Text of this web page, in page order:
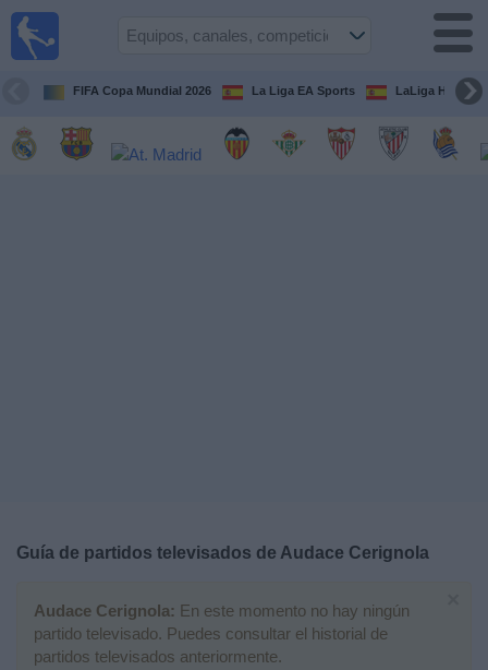
FIFA Copa Mundial 2026 La Liga EA Sports LaLiga
Guía de partidos televisados de Audace Cerignola
Audace Cerignola: En este momento no hay ningún
partido televisado. Puedes consultar el historial de
partidos televisados anteriormente.
Guía de
Televisados
Noticias
Widget